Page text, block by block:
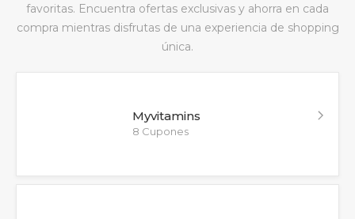
favoritas. Encuentra ofertas exclusivas y ahorra en cada
compra mientras disfrutas de una experiencia de shopping
única.
Myvitamins
8 Cupones